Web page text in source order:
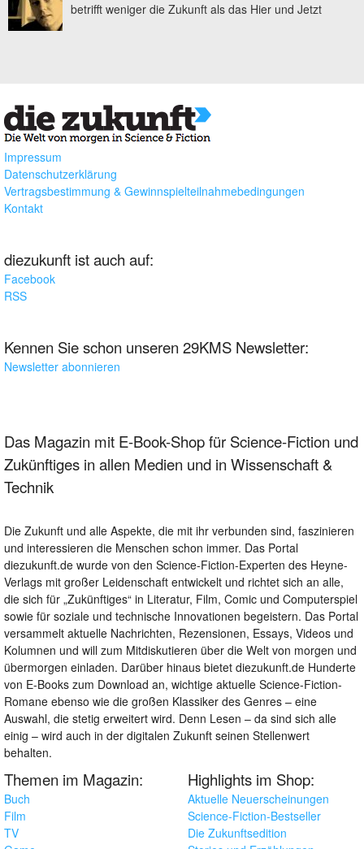
betrifft weniger die Zukunft als das Hier und Jetzt
Impressum
Datenschutzerklärung
Vertragsbestimmung & Gewinnspielteilnahmebedingungen
Kontakt
diezukunft ist auch auf:
Facebook
RSS
Kennen Sie schon unseren 29KMS Newsletter:
Newsletter abonnieren
Das Magazin mit E-Book-Shop für Science-Fiction und
Zukünftiges in allen Medien und in Wissenschaft &
Technik
Die Zukunft und alle Aspekte, die mit ihr verbunden sind, faszinieren
und interessieren die Menschen schon immer. Das Portal
diezukunft.de wurde von den Science-Fiction-Experten des Heyne-
Verlags mit großer Leidenschaft entwickelt und richtet sich an alle,
die sich für „Zukünftiges“ in Literatur, Film, Comic und Computerspiel
sowie für soziale und technische Innovationen begeistern. Das Portal
versammelt aktuelle Nachrichten, Rezensionen, Essays, Videos und
Kolumnen und will zum Mitdiskutieren über die Welt von morgen und
übermorgen einladen. Darüber hinaus bietet diezukunft.de Hunderte
von E-Books zum Download an, wichtige aktuelle Science-Fiction-
Romane ebenso wie die großen Klassiker des Genres – eine
Auswahl, die stetig erweitert wird. Denn Lesen – da sind sich alle
einig – wird auch in der digitalen Zukunft seinen Stellenwert
behalten.
Themen im Magazin:
Buch
Film
TV
Highlights im Shop:
Aktuelle Neuerscheinungen
Science-Fiction-Bestseller
Die Zukunftsedition